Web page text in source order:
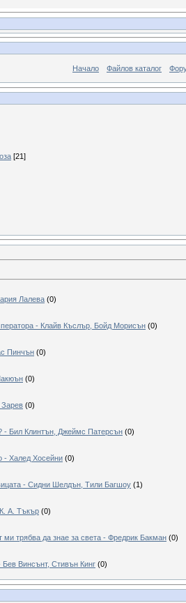
Начало Файлов каталог
[21]
Лалева (0)
- Клайв Къслър, Бойд Морисън (0)
Пинчън (0)
(0)
(0)
- Бил Клинтън, Джеймс Патерсън (0)
- Халед Хосейни (0)
- Сидни Шелдън, Тили Багшоу (1)
А. Тъкър (0)
ми трябва да знае за света - Фредрик Бакман (0)
Винсънт, Стивън Кинг (0)